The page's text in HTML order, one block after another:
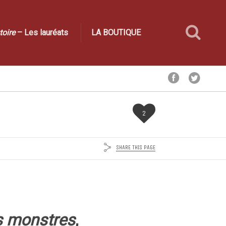
– Les lauréats LA BOUTIQUE
2
SHARE THIS PAGE
monstres,